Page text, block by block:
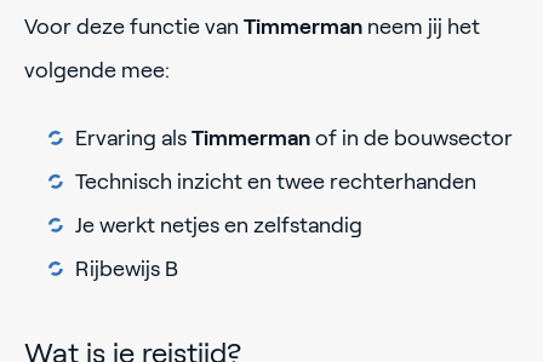
Voor deze functie van Timmerman neem jij het
volgende mee:
Ervaring als Timmerman of in de bouwsector
Technisch inzicht en twee rechterhanden
Je werkt netjes en zelfstandig
Rijbewijs B
Wat is je reistijd?